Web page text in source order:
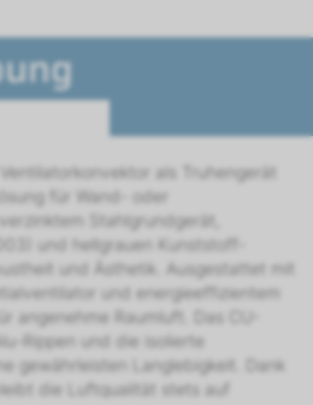
als Truhengerät
für Wand- oder
Stahlgrundgerät,
und hellgrauen Kunststoff-
und Ästhetik. Ausgestattet mit
und energieeffizientem
angenehme Raumluft. Das CU-
Rippen und die isolierte
gewährleisten Langlebigkeit. Dank
die Luftqualität stets auf